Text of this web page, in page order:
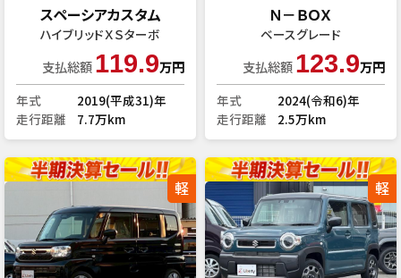
スペーシアカスタム
ハイブリッドＸＳターボ
支払総額119.9万円
年式
2019(平成31)年
走行距離
7.7万km
Ｎ－ＢＯＸ
ベースグレード
支払総額123.9万円
年式
2024(令和6)年
走行距離
2.5万km
軽 軽